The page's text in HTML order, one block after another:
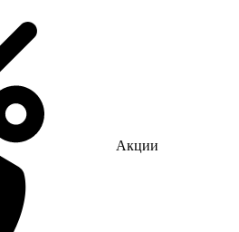
Акции